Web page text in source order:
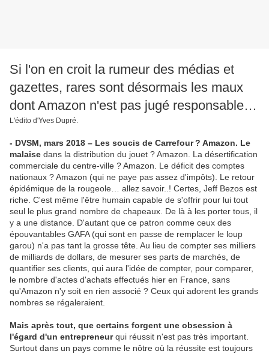
Si l'on en croit la rumeur des médias et
gazettes, rares sont désormais les maux
dont Amazon n'est pas jugé responsable…
L'édito d'Yves Dupré.
- DVSM, mars 2018 – Les soucis de Carrefour.? Amazon. Le
malaise dans la distribution du jouet ? Amazon. La désertification
commerciale du centre-ville ? Amazon. Le déficit des comptes
nationaux ? Amazon (qui ne paye pas assez d'impôts). Le retour
épidémique de la rougeole… allez savoir..! Certes, Jeff Bezos est
riche. C'est même l'être humain capable de s'offrir pour lui tout
seul le plus grand nombre de chapeaux. De là à les porter tous, il
y a une distance. D'autant que ce patron comme ceux des
épouvantables GAFA (qui sont en passe de remplacer le loup
garou) n'a pas tant la grosse tête. Au lieu de compter ses milliers
de milliards de dollars, de mesurer ses parts de marchés, de
quantifier ses clients, qui aura l'idée de compter, pour comparer,
le nombre d'actes d'achats effectués hier en France, sans
qu'Amazon n'y soit en rien associé ? Ceux qui adorent les grands
nombres se régaleraient.
Mais après tout, que certains forgent une obsession à
l'égard d'un entrepreneurqui réussit n'est pas très important.
Surtout dans un pays comme le nôtre où la réussite est toujours